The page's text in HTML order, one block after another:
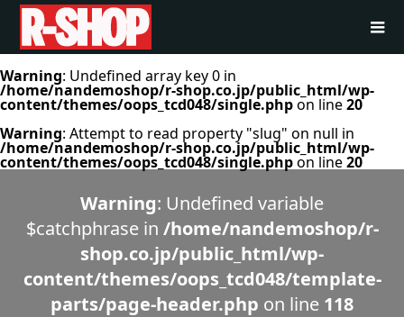
Warning: Undefined array key 0 in
/home/nandemoshop/r-shop.co.jp/public_html/wp-
content/themes/oops_tcd048/single.phpon line20
Warning: Attempt to read property "slug" on null in
/home/nandemoshop/r-shop.co.jp/public_html/wp-
content/themes/oops_tcd048/single.phpon line20
Warning: Undefined variable
$catchphrase in /home/nandemoshop/r-
shop.co.jp/public_html/wp-
content/themes/oops_tcd048/template-
parts/page-header.php on line 118